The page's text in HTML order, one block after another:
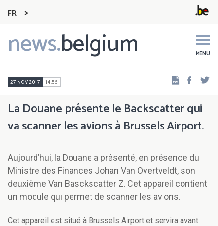
FR
news.belgium MENU
Main
navigation
27 NOV 2017 14:56
La Douane présente le Backscatter qui
va scanner les avions à Brussels Airport.
Aujourd’hui, la Douane a présenté, en présence du
Ministre des Finances Johan Van Overtveldt, son
deuxième Van Basckscatter Z. Cet appareil contient
un module qui permet de scanner les avions.
Cet appareil est situé à Brussels Airport et servira avant